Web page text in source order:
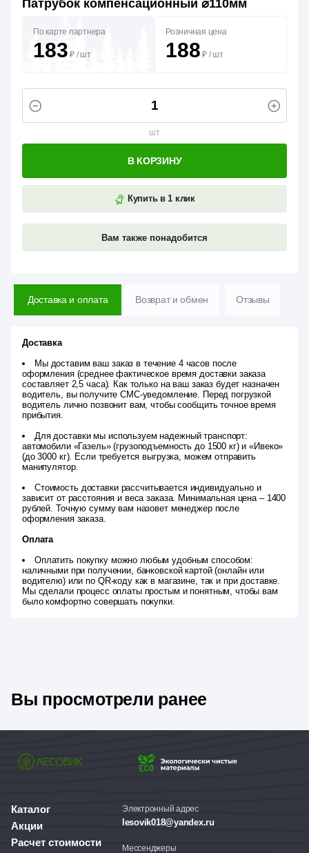
Патрубок компенсационный ⌀110мм
По карте партнера
183 ₽ / шт
Розничная цена
188 ₽ / шт
шт
Купить в 1 клик
Вам также понадобится
В КОРЗИНУ
Доставка и оплата Возврат и обмен Отзывы
Доставка
Мы доставим ваш заказ в течение 4 часов после
оформления (среднее фактическое время доставки заказа
составляет 2,5 часа). Как только на ваш заказ будет назначен
водитель, вы получите СМС-уведомление. Перед погрузкой
водитель лично позвонит вам, чтобы сообщить точное время
прибытия.
Для доставки мы используем надежный транспорт:
автомобили «Газель» (грузоподъемность до 1500 кг) и «Ивеко»
(до 3000 кг). Если требуется выгрузка, можем отправить
манипулятор.
Стоимость доставки рассчитывается индивидуально и
зависит от расстояния и веса заказа. Минимальная цена – 1400
рублей. Точную сумму вам назовет менеджер после
оформления заказа.
Оплата
Оплатить покупку можно любым удобным способом:
наличными при получении, банковской картой (онлайн или
водителю) или по QR-коду как в магазине, так и при доставке.
Мы сделали процесс оплаты простым и понятным, чтобы вам
было комфортно совершать покупки.
Вы просмотрели ранее
Каталог
Акции
Расчет стоимости
Электронный адрес
lesovik018@yandex.ru
Мессенджеры